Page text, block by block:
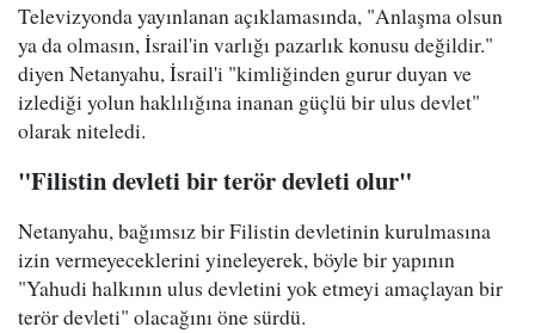
Televizyonda yayınlanan açıklamasında, "Anlaşma olsun
ya da olmasın, İsrail'in varlığı pazarlık konusu değildir."
diyen Netanyahu, İsrail'i "kimliğinden gurur duyan ve
izlediği yolun haklılığına inanan güçlü bir ulus devlet"
olarak niteledi.
"Filistin devleti bir terör devleti olur"
Netanyahu, bağımsız bir Filistin devletinin kurulmasına
izin vermeyeceklerini yineleyerek, böyle bir yapının
"Yahudi halkının ulus devletini yok etmeyi amaçlayan bir
terör devleti" olacağını öne sürdü.